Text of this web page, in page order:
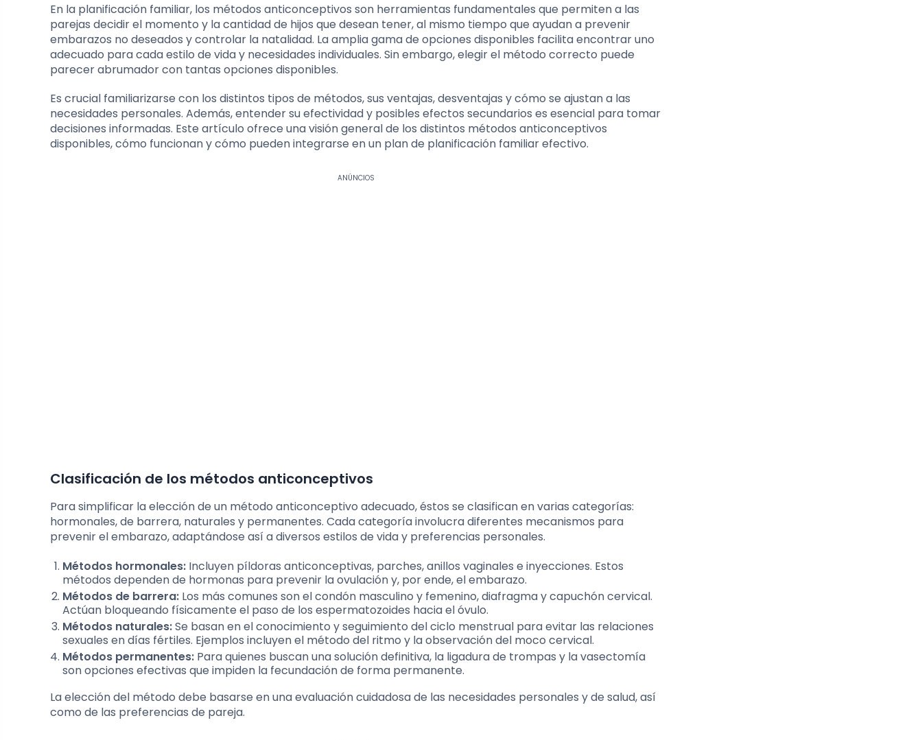
En la planificación familiar, los métodos anticonceptivos son herramientas fundamentales que permiten a las
parejas decidir el momento y la cantidad de hijos que desean tener, al mismo tiempo que ayudan a prevenir
embarazos no deseados y controlar la natalidad. La amplia gama de opciones disponibles facilita encontrar uno
adecuado para cada estilo de vida y necesidades individuales. Sin embargo, elegir el método correcto puede
parecer abrumador con tantas opciones disponibles.
Es crucial familiarizarse con los distintos tipos de métodos, sus ventajas, desventajas y cómo se ajustan a las
necesidades personales. Además, entender su efectividad y posibles efectos secundarios es esencial para tomar
decisiones informadas. Este artículo ofrece una visión general de los distintos métodos anticonceptivos
disponibles, cómo funcionan y cómo pueden integrarse en un plan de planificación familiar efectivo.
ANÚNCIOS
Clasificación de los métodos anticonceptivos
Para simplificar la elección de un método anticonceptivo adecuado, éstos se clasifican en varias categorías:
hormonales, de barrera, naturales y permanentes. Cada categoría involucra diferentes mecanismos para
prevenir el embarazo, adaptándose así a diversos estilos de vida y preferencias personales.
Métodos hormonales: Incluyen píldoras anticonceptivas, parches, anillos vaginales e inyecciones. Estos
métodos dependen de hormonas para prevenir la ovulación y, por ende, el embarazo.
Métodos de barrera: Los más comunes son el condón masculino y femenino, diafragma y capuchón cervical.
Actúan bloqueando físicamente el paso de los espermatozoides hacia el óvulo.
Métodos naturales:Se basan en el conocimiento y seguimiento del ciclo menstrual para evitar las relaciones
sexuales en días fértiles. Ejemplos incluyen el método del ritmo y la observación del moco cervical.
Métodos permanentes: Para quienes buscan una solución definitiva, la ligadura de trompas y la vasectomía
son opciones efectivas que impiden la fecundación de forma permanente.
La elección del método debe basarse en una evaluación cuidadosa de las necesidades personales y de salud, así
como de las preferencias de pareja.